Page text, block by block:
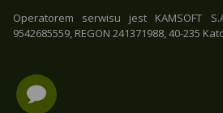
Operatorem serwisu jest KAMSOFT
9542685559, REGON 241371988, 40-235